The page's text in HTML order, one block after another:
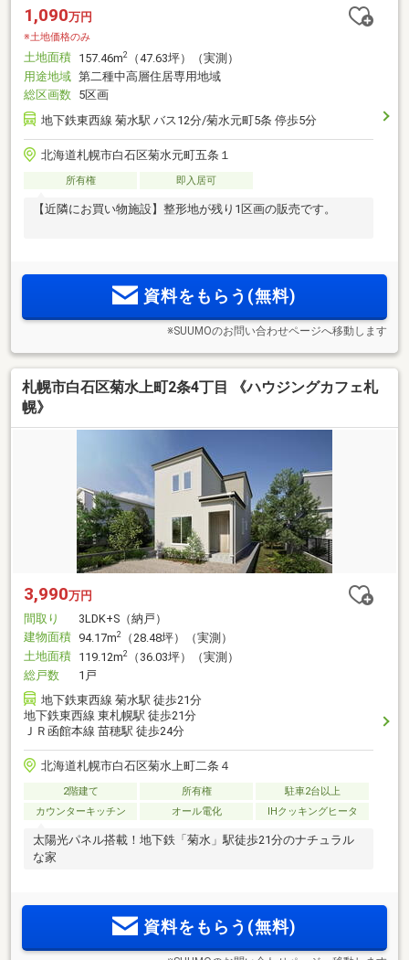
1,090万円
※土地価格のみ
土地面積 157.46m2
（47.63坪）（実測）
用途地域 第二種中高層住居専用地域
総区画数 5区画
地下鉄東西線 菊水駅 バス12分/菊水元町5条 停歩5分
北海道札幌市白石区菊水元町五条１
所有権 即入居可
【近隣にお買い物施設】整形地が残り1区画の販売です。
資料をもらう(無料)
※SUUMOのお問い合わせページへ移動します
札幌市白石区菊水上町2条4丁目 《ハウジングカフェ札
幌》
3,990万円
間取り
3LDK+S（納戸）
建物面積 94.17m2
（28.48坪）（実測）
土地面積 119.12m2
（36.03坪）（実測）
総戸数
1戸
地下鉄東西線 菊水駅 徒歩21分
地下鉄東西線 東札幌駅 徒歩21分
ＪＲ函館本線 苗穂駅 徒歩24分
北海道札幌市白石区菊水上町二条４
2階建て 所有権
駐車2台以上
カウンターキッチン
オール電化 IHクッキングヒータ
太陽光パネル搭載！地下鉄「菊水」駅徒歩21分のナチュラル
な家
資料をもらう(無料)